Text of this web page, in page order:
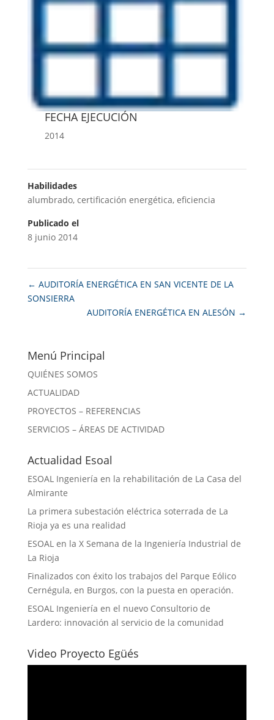
FECHA EJECUCIÓN
2014
Habilidades
alumbrado, certificación energética, eficiencia
Publicado el
8 junio 2014
← AUDITORÍA ENERGÉTICA EN SAN VICENTE DE LA
SONSIERRA
AUDITORÍA ENERGÉTICA EN ALESÓN →
Menú Principal
QUIÉNES SOMOS
ACTUALIDAD
PROYECTOS – REFERENCIAS
SERVICIOS – ÁREAS DE ACTIVIDAD
Actualidad Esoal
ESOAL Ingeniería en la rehabilitación de La Casa del
Almirante
La primera subestación eléctrica soterrada de La
Rioja ya es una realidad
ESOAL en la X Semana de la Ingeniería Industrial de
La Rioja
Finalizados con éxito los trabajos del Parque Eólico
Cernégula, en Burgos, con la puesta en operación.
ESOAL Ingeniería en el nuevo Consultorio de
Lardero: innovación al servicio de la comunidad
Video Proyecto Egüés